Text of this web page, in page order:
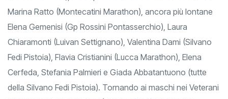
Marina Ratto (Montecatini Marathon), ancora più lontane
Elena Gemenisi (Gp Rossini Pontasserchio), Laura
Chiaramonti (Luivan Settignano), Valentina Dami (Silvano
Fedi Pistoia), Flavia Cristianini (Lucca Marathon), Elena
Cerfeda, Stefania Palmieri e Giada Abbatantuono (tutte
della Silvano Fedi Pistoia). Tornando ai maschi nei Veterani